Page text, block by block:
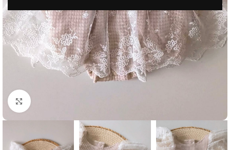
Μεγέθυνση